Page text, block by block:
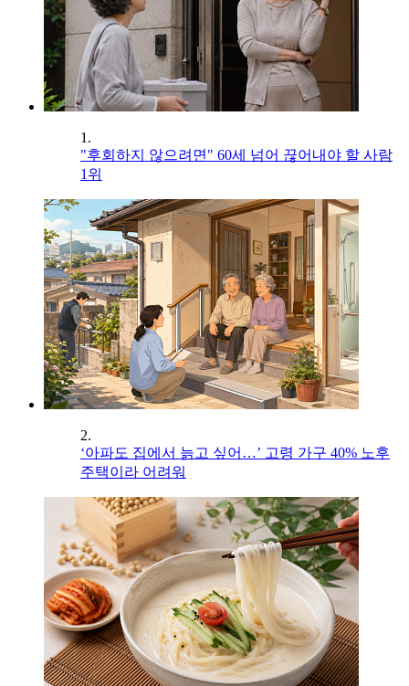
1.
"후회하지 않으려면" 60세 넘어 끊어내야 할 사람
1위
2.
‘아파도 집에서 늙고 싶어…’ 고령 가구 40% 노후
주택이라 어려워